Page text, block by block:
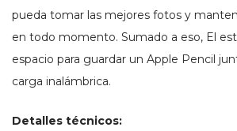
pueda tomar las mejores fotos y
en todo momento. Sumado a eso, El
espacio para guardar un Apple Pencil
carga inalámbrica.
Detalles técnicos: